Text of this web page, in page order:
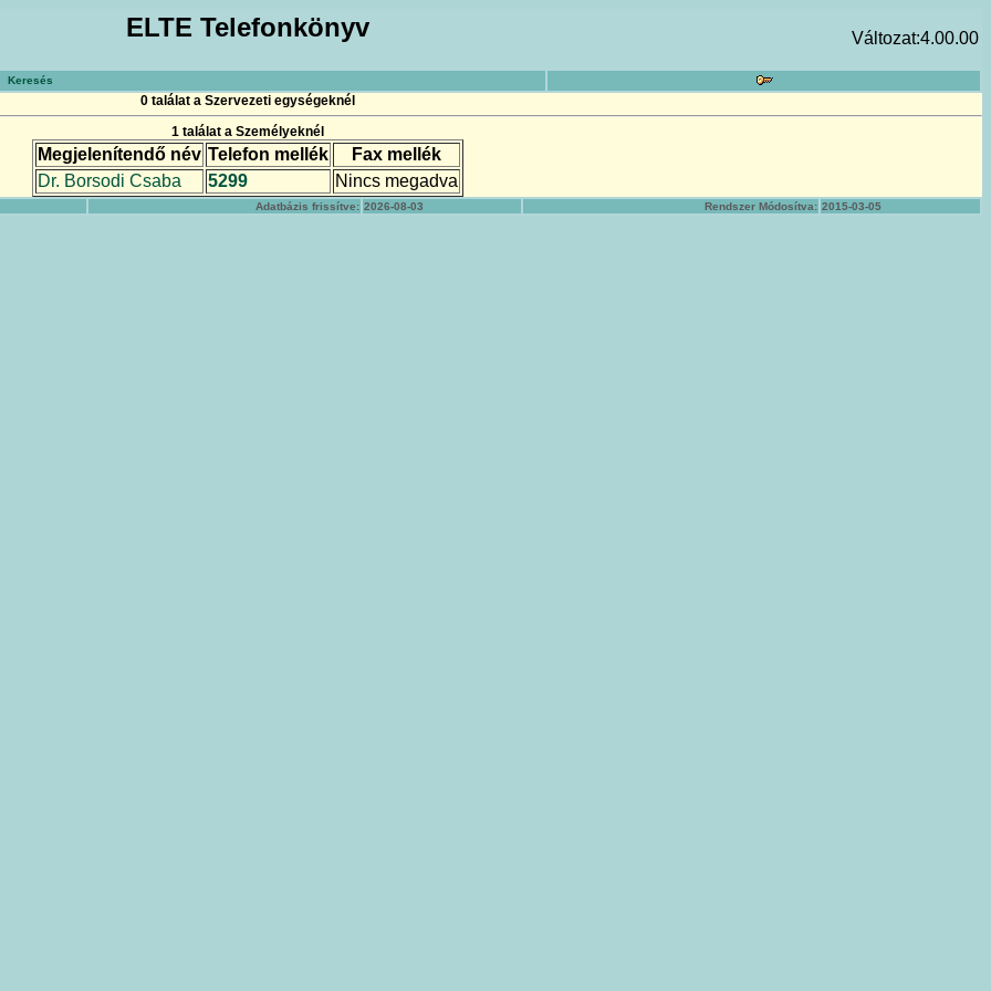
ELTE Telefonkönyv Változat:4.00.00
Keresés
0 találat a Szervezeti egységeknél
1 találat a Személyeknél
Megjelenítendő név Telefon mellék
Fax mellék
Dr. Borsodi Csaba
5299 Nincs megadva
Adatbázis frissítve: 2026-08-03 Rendszer Módosítva: 2015-03-05